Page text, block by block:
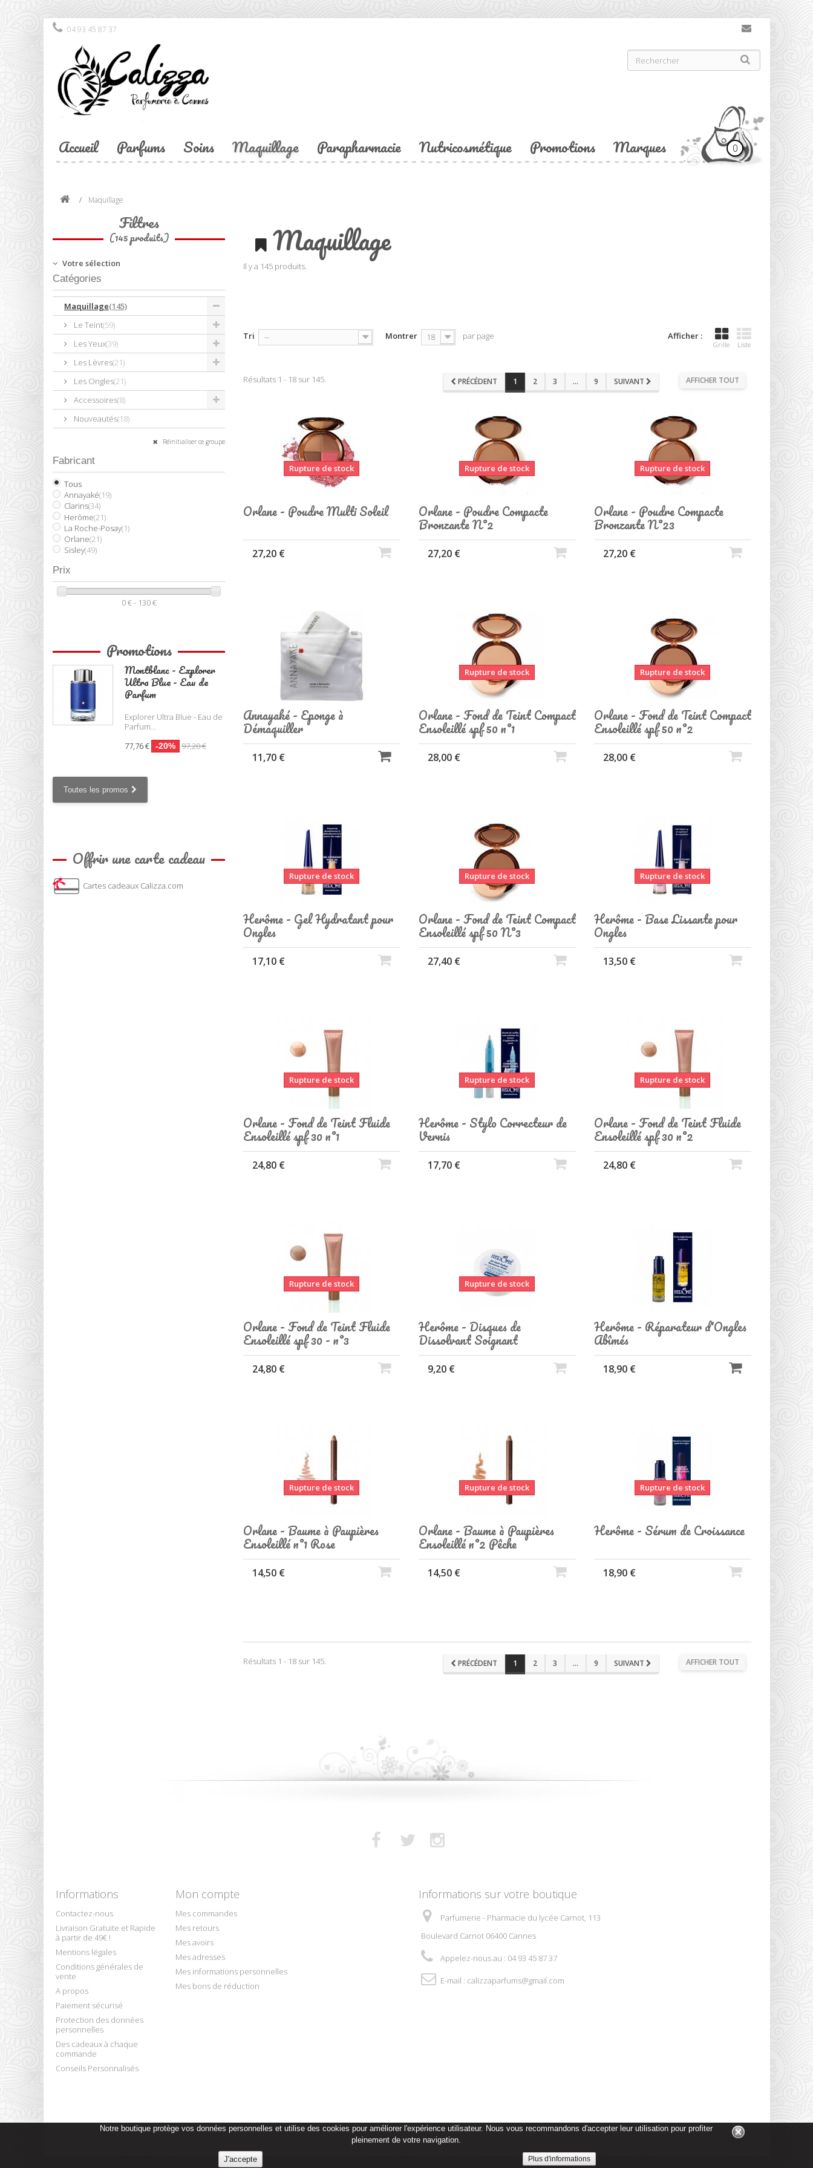
04 93 45 87 37
0
Accueil Parfums Soins Maquillage Parapharmacie Nutricosmétique Promotions Marques
Notre boutique protège vos données personnelles et utilise des cookies pour améliorer l'expérience utilisateur. Nous vous recommandons d'accepter leur utilisation pour profiter
pleinement de votre navigation.
Plus d'informations
Maquillage
Filtres
(145 produits)
Votre sélection
Catégories
Maquillage(145)
Le Teint(59)
Les Yeux(39)
Les Lèvres(21)
Les Ongles(21)
Accessoires(8)
Nouveautés(18)
Réinitialiser ce groupe
Fabricant
Tous
Annayaké(19)
Clarins(34)
Herôme(21)
La Roche-Posay(1)
Orlane(21)
Sisley(49)
Prix
0 € - 130 €
Promotions
Montblanc - Explorer
Ultra Blue - Eau de
Parfum
Explorer Ultra Blue - Eau de
Parfum...
77,76 €
-20% 97,20 €
Toutes les promos
Offrir une carte cadeau
Cartes cadeaux Calizza.com
Maquillage
Il y a 145 produits.
Afficher :
Grille Liste
Tri -- Montrer 18 par page
AFFICHER TOUT
PRÉCÉDENT 1 2 3 ... 9 SUIVANT
Résultats 1 - 18 sur 145.
Rupture de stock
Orlane - Poudre Multi Soleil
27,20 €
Rupture de stock
Orlane - Poudre Compacte
Bronzante N°2
27,20 €
Rupture de stock
Orlane - Poudre Compacte
Bronzante N°23
27,20 €
Annayaké - Eponge à
Démaquiller
11,70 €
Rupture de stock
Orlane - Fond de Teint Compact
Ensoleillé spf 50 n°1
28,00 €
Rupture de stock
Orlane - Fond de Teint Compact
Ensoleillé spf 50 n°2
28,00 €
Rupture de stock
Herôme - Gel Hydratant pour
Ongles
17,10 €
Rupture de stock
Orlane - Fond de Teint Compact
Ensoleillé spf 50 N°3
27,40 €
Rupture de stock
Herôme - Base Lissante pour
Ongles
13,50 €
Rupture de stock
Orlane - Fond de Teint Fluide
Ensoleillé spf 30 n°1
24,80 €
Rupture de stock
Herôme - Stylo Correcteur de
Vernis
17,70 €
Rupture de stock
Orlane - Fond de Teint Fluide
Ensoleillé spf 30 n°2
24,80 €
Rupture de stock
Orlane - Fond de Teint Fluide
Ensoleillé spf 30 - n°3
24,80 €
Rupture de stock
Herôme - Disques de
Dissolvant Soignant
9,20 €
Herôme - Réparateur d'Ongles
Abîmés
18,90 €
Rupture de stock
Orlane - Baume à Paupières
Ensoleillé n°1 Rose
14,50 €
Rupture de stock
Orlane - Baume à Paupières
Ensoleillé n°2 Pêche
14,50 €
Rupture de stock
Herôme - Sérum de Croissance
18,90 €
AFFICHER TOUT
PRÉCÉDENT 1 2 3 ... 9 SUIVANT
Résultats 1 - 18 sur 145.
Informations
Contactez-nous
Livraison Gratuite et Rapide
à partir de 49€ !
Mentions légales
Conditions générales de
vente
A propos
Paiement sécurisé
Protection des données
personnelles
Des cadeaux à chaque
commande
Conseils Personnalisés
Mon compte
Mes commandes
Mes retours
Mes avoirs
Mes adresses
Mes informations personnelles
Mes bons de réduction
Informations sur votre boutique
Parfumerie - Pharmacie du lycée Carnot, 113
Boulevard Carnot 06400 Cannes
Appelez-nous au : 04 93 45 87 37
E-mail : calizzaparfums@gmail.com